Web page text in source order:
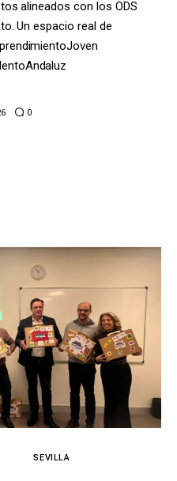
alineados con los ODS
Un espacio real de
0
SEVILLA